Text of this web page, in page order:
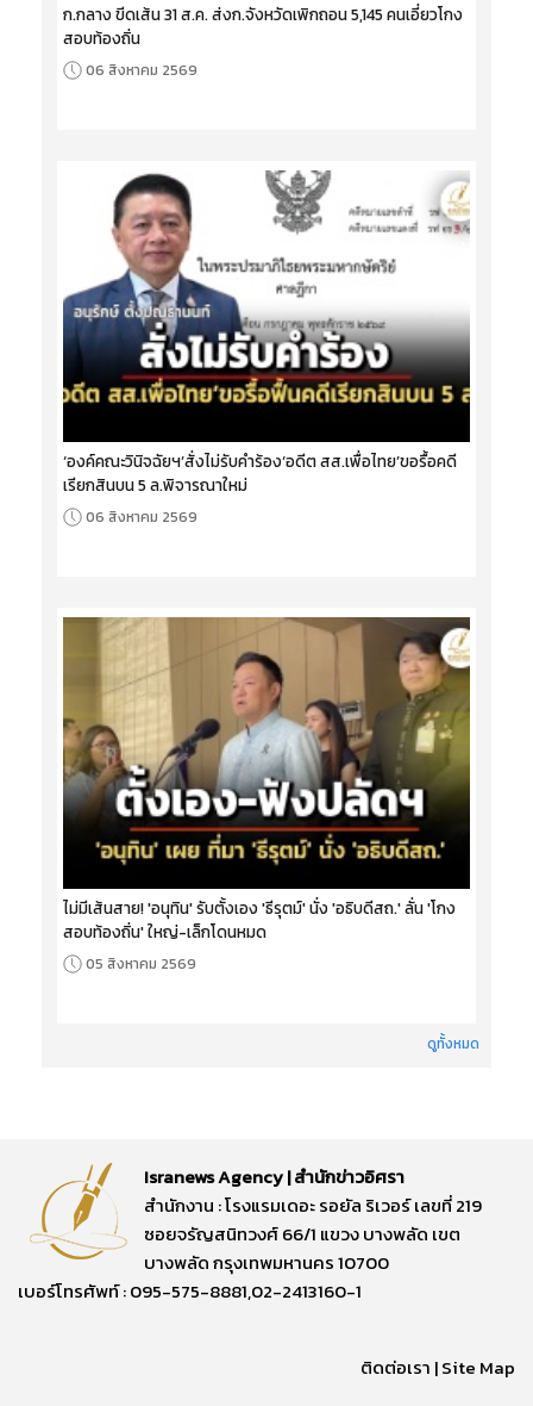
ก.กลาง ขีดเส้น 31 ส.ค. ส่งก.จังหวัดเพิกถอน 5,145 คนเอี่ยวโกง
สอบท้องถิ่น
06 สิงหาคม 2569
‘องค์คณะวินิจฉัยฯ’สั่งไม่รับคำร้อง‘อดีต สส.เพื่อไทย’ขอรื้อคดี
เรียกสินบน 5 ล.พิจารณาใหม่
06 สิงหาคม 2569
ไม่มีเส้นสาย! 'อนุทิน' รับตั้งเอง 'ธีรุตม์' นั่ง 'อธิบดีสถ.' ลั่น 'โกง
สอบท้องถิ่น' ใหญ่-เล็กโดนหมด
05 สิงหาคม 2569
ดูทั้งหมด
Isranews Agency | สำนักข่าวอิศรา
สำนักงาน : โรงแรมเดอะ รอยัล ริเวอร์ เลขที่ 219
ซอยจรัญสนิทวงศ์ 66/1 แขวง บางพลัด เขต
บางพลัด กรุงเทพมหานคร 10700
เบอร์โทรศัพท์ : 095-575-8881,02-2413160-1
ติดต่อเรา |Site Map